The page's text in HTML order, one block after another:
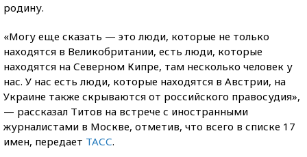
родину.
«Могу еще сказать — это люди, которые не только
находятся в Великобритании, есть люди, которые
находятся на Северном Кипре, там несколько человек у
нас. У нас есть люди, которые находятся в Австрии, на
Украине также скрываются от российского правосудия»,
— рассказал Титов на встрече с иностранными
журналистами в Москве, отметив, что всего в списке 17
имен, передает ТАСС.